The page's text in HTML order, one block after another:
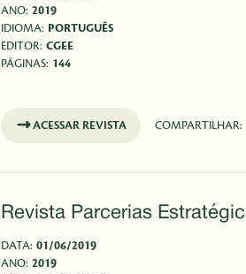
ANO: 2019
IDIOMA: PORTUGUÊS
EDITOR: CGEE
PÁGINAS: 144
ACESSAR REVISTA COMPARTILHAR:
Revista Parcerias
DATA: 01/06/2019
ANO: 2019